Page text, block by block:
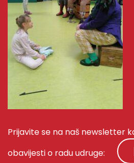
Prijavite se na naš newsletter
obavijesti o radu udruge: